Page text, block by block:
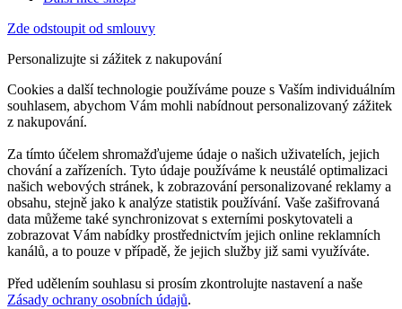
Zde odstoupit od smlouvy
Personalizujte si zážitek z nakupování
Cookies a další technologie používáme pouze s Vaším individuálním
souhlasem, abychom Vám mohli nabídnout personalizovaný zážitek
z nakupování.
Za tímto účelem shromažďujeme údaje o našich uživatelích, jejich
chování a zařízeních. Tyto údaje používáme k neustálé optimalizaci
našich webových stránek, k zobrazování personalizované reklamy a
obsahu, stejně jako k analýze statistik používání. Vaše zašifrovaná
data můžeme také synchronizovat s externími poskytovateli a
zobrazovat Vám nabídky prostřednictvím jejich online reklamních
kanálů, a to pouze v případě, že jejich služby již sami využíváte.
Před udělením souhlasu si prosím zkontrolujte nastavení a naše
Zásady ochrany osobních údajů.